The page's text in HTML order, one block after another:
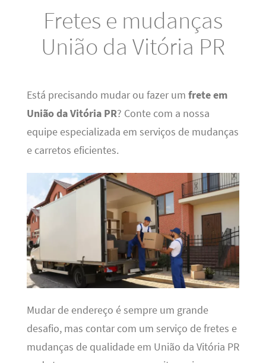
Fretes e mudanças
União da Vitória PR
Está precisando mudar ou fazer um frete em
União da Vitória PR? Conte com a nossa
equipe especializada em serviços de mudanças
e carretos eficientes.
Mudar de endereço é sempre um grande
desafio, mas contar com um serviço de fretes e
mudanças de qualidade em União da Vitória PR